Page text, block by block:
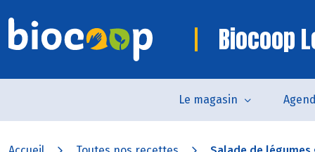
Biocoop
Le magasin